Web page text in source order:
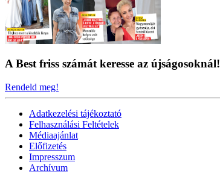
A Best friss számát keresse az újságosoknál!
Rendeld meg!
Adatkezelési tájékoztató
Felhasználási Feltételek
Médiaajánlat
Előfizetés
Impresszum
Archívum